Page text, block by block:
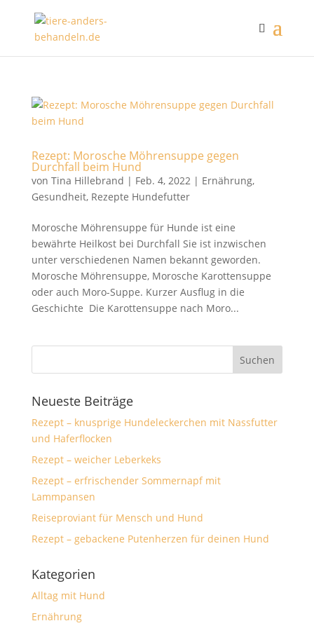
Rezept: Morosche Möhrensuppe gegen
Durchfall beim Hund
von Tina Hillebrand | Feb. 4, 2022| Ernährung,
Gesundheit, Rezepte Hundefutter
Morosche Möhrensuppe für Hunde ist eine
bewährte Heilkost bei Durchfall Sie ist inzwischen
unter verschiedenen Namen bekannt geworden.
Morosche Möhrensuppe, Morosche Karottensuppe
oder auch Moro-Suppe. Kurzer Ausflug in die
Geschichte Die Karottensuppe nach Moro...
Neueste Beiträge
Rezept – knusprige Hundeleckerchen mit Nassfutter
und Haferflocken
Rezept – weicher Leberkeks
Rezept – erfrischender Sommernapf mit
Lammpansen
Reiseproviant für Mensch und Hund
Rezept – gebackene Putenherzen für deinen Hund
Kategorien
Alltag mit Hund
Ernährung